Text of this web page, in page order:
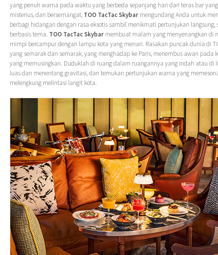
yang penuh warna pada waktu yang berbeda sepanjang hari dari teras bar
misterius, dan bersemangat, TOO TacTac Skybar mengundang Anda untuk
berbagi hidangan dengan rasa eksotis sambil menikmati pertunjukan langsung,
berbasis tema. TOO TacTac Skybar membuat malam yang menyenangkan di
mimpi bercampur dengan lampu kota yang menari. Rasakan puncak dunia di
yang semarak dan semarak, yang menghadap ke Paris, menembus awan pada
yang memusingkan. Duduklah di ruang dalam ruangannya yang indah atau di
luas dan menentang gravitasi, dan temukan pertunjukan warna yang
melengkung melintasi langit kota.